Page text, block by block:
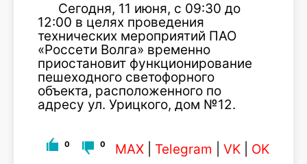
Сегодня, 11 июня, с 09:30 до
12:00 в целях проведения
технических мероприятий ПАО
«Россети Волга» временно
приостановит функционирование
пешеходного светофорного
объекта, расположенного по
адресу ул. Урицкого, дом №12.
0 0 MAX Telegram VK OK